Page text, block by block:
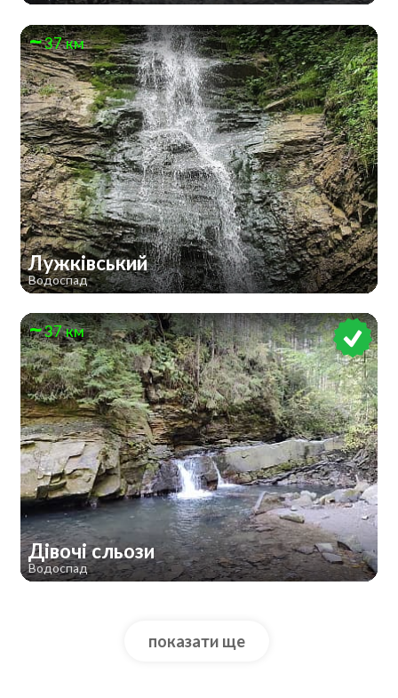
37 км
Лужківський
Водоспад
37 км
Дівочі сльози
Водоспад
показати ще